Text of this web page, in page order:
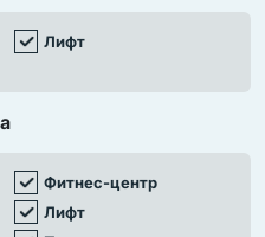
Лифт
Фитнес-центр
Лифт